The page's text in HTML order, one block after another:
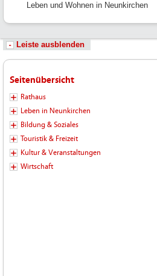
Leben und Wohnen in Neunkirchen
Leiste ausblenden
Seitenübersicht
Rathaus
Leben in Neunkirchen
Bildung & Soziales
Touristik & Freizeit
Kultur & Veranstaltungen
Wirtschaft